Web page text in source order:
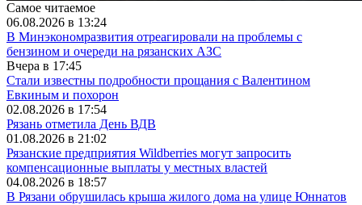
Самое читаемое
06.08.2026 в 13:24
В Минэкономразвития отреагировали на проблемы с
бензином и очереди на рязанских АЗС
Вчера в 17:45
Стали известны подробности прощания с Валентином
Евкиным и похорон
02.08.2026 в 17:54
Рязань отметила День ВДВ
01.08.2026 в 21:02
Рязанские предприятия Wildberries могут запросить
компенсационные выплаты у местных властей
04.08.2026 в 18:57
В Рязани обрушилась крыша жилого дома на улице Юннатов